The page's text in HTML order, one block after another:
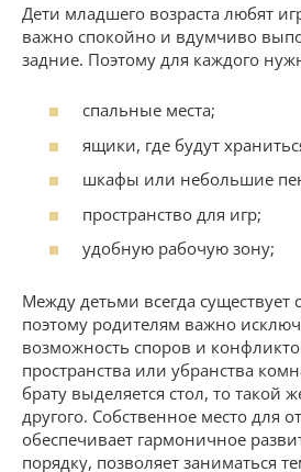
Дети младшего возраста любят
важно спокойно и вдумчиво
задние. Поэтому для каждого
спальные места;
ящики, где будут
шкафы или небольшие
пространство для игр;
удобную рабочую зону;
Между детьми всегда существует
поэтому родителям важно
возможность споров и
пространства или убранства
брату выделяется стол, то такой
другого. Собственное место для
обеспечивает гармоничное
порядку, позволяет заниматься